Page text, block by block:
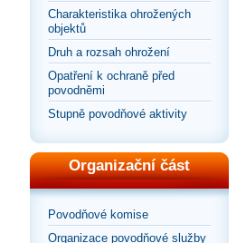
Charakteristika ohrožených
objektů
Druh a rozsah ohrožení
Opatření k ochraně před
povodněmi
Stupně povodňové aktivity
Organizační část
Povodňové komise
Organizace povodňové služby